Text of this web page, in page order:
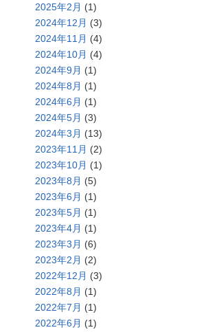
2025年2月 (1)
2024年12月 (3)
2024年11月 (4)
2024年10月 (4)
2024年9月 (1)
2024年8月 (1)
2024年6月 (1)
2024年5月 (3)
2024年3月 (13)
2023年11月 (2)
2023年10月 (1)
2023年8月 (5)
2023年6月 (1)
2023年5月 (1)
2023年4月 (1)
2023年3月 (6)
2023年2月 (2)
2022年12月 (3)
2022年8月 (1)
2022年7月 (1)
2022年6月 (1)